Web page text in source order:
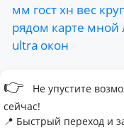
мм гостхн вес круг
рядом карте мной
ultra окон
👉
Не упустите
сейчас!
📍 Быстрый переход и